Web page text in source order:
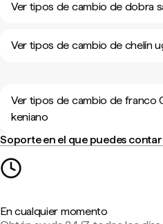
Ver tipos de cambio de dobra
Ver tipos de cambio de chelín
Ver tipos de cambio de franco
keniano
Soporte en el que puedes contar
En cualquier momento